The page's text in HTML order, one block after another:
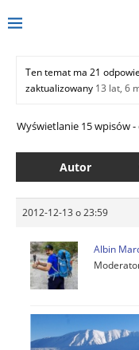
Ten temat ma 21
zaktualizowany 13 lat, 6
Wyświetlanie 15 wpisów
Autor
2012-12-13 o 23:59
Albin